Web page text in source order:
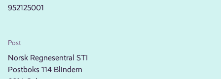
952125001
Post
Norsk Regnesentral STI
Postboks 114 Blindern